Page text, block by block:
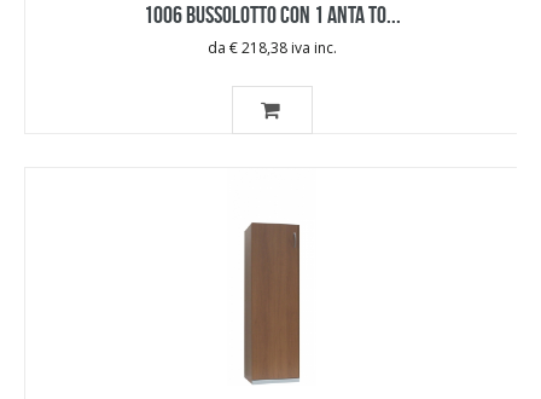
1006 BUSSOLOTTO CON 1 ANTA TO...
da € 218,38 iva inc.